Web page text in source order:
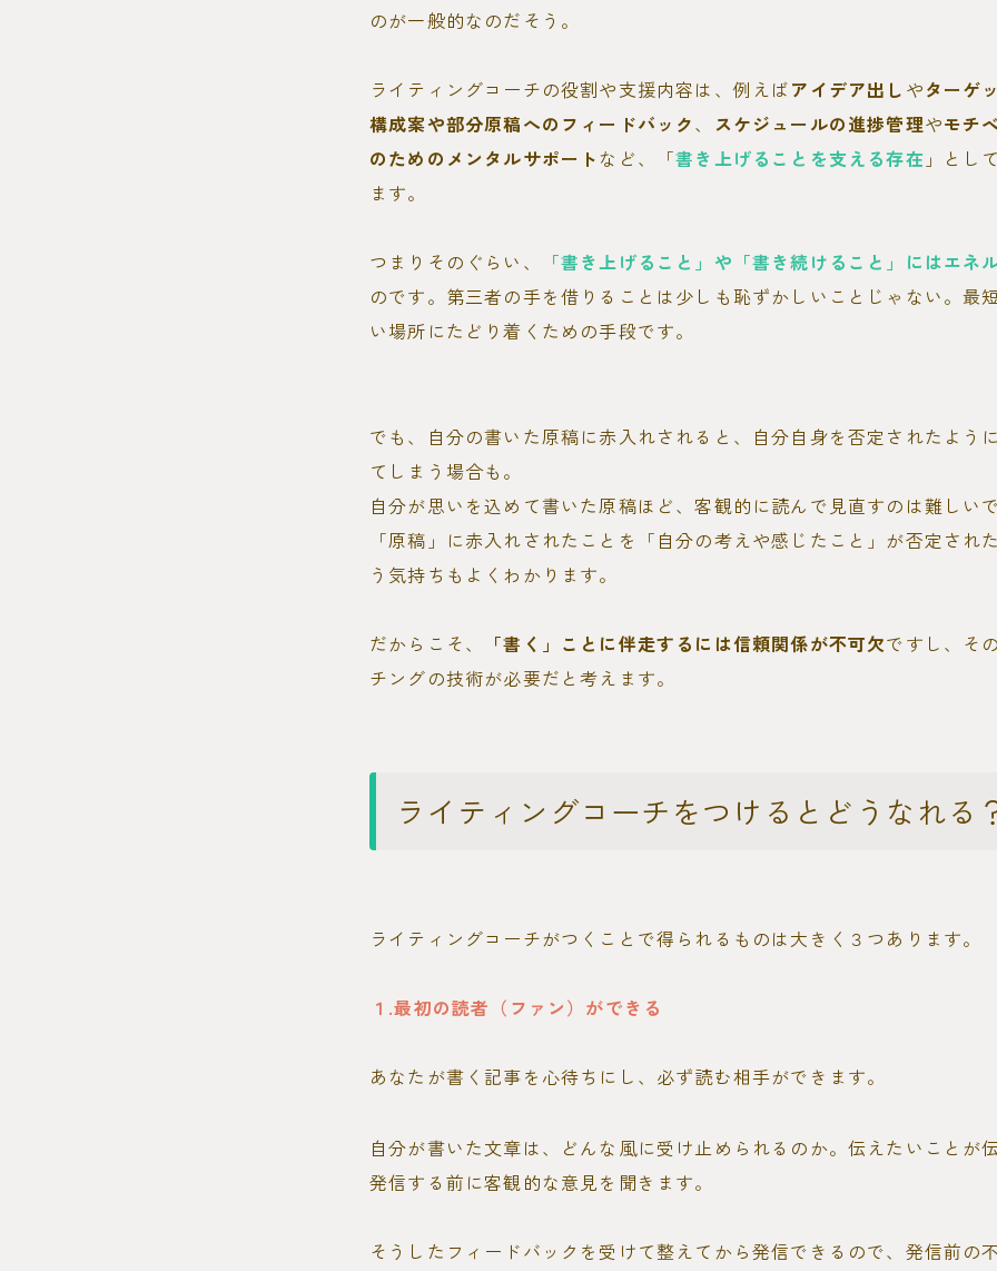
のが一般的なのだそう。
ライティングコーチの役割や支援内容は、例えばアイデア出し やターゲ
構成案や部分原稿へのフィードバック、 スケジュールの進捗管理やモチ
のためのメンタルサポートなど、「書き上げることを支える存在 」とし
ます。
つまりそのぐらい、 「書き上げること」や「書き続けること」にはエネ
のです。第三者の手を借りることは少しも恥ずかしいことじゃない。最
い場所にたどり着くための手段です。
でも、自分の書いた原稿に赤入れされると、自分自身を否定されたよう
てしまう場合も。
自分が思いを込めて書いた原稿ほど、客観的に読んで見直すのは難しいで
「原稿」に赤入れされたことを「自分の考えや感じたこと」が否定され
う気持ちもよくわかります。
だからこそ、 「書く」ことに伴走するには信頼関係が不可欠ですし、そ
チングの技術が必要だと考えます。
ライティングコーチをつけるとどうなれる
ライティングコーチがつくことで得られるものは大きく３つあります。
１.最初の読者（ファン）ができる
あなたが書く記事を心待ちにし、必ず読む相手ができます。
自分が書いた文章は、どんな風に受け止められるのか。伝えたいことが伝
発信する前に客観的な意見を聞きます。
そうしたフィードバックを受けて整えてから発信できるので、発信前の